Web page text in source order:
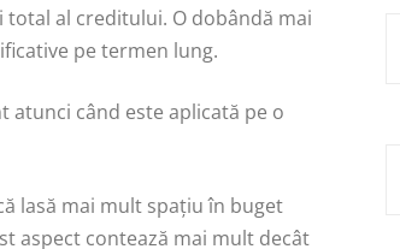
al creditului. O dobândă mai
pe termen lung.
atunci când este aplicată pe o
lasă mai mult spațiu în buget
aspect contează mai mult decât